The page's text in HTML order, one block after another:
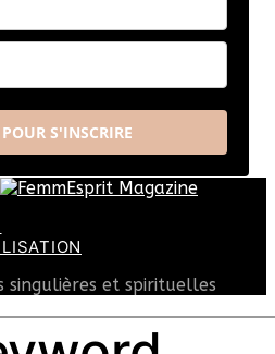
S'INSCRIRE
singulières et spirituelles